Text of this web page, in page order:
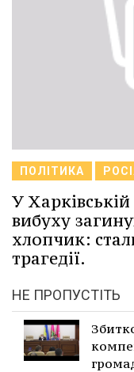
ПОЛІТИКА
У Харківській
вибуху
хлопчик:
трагедії.
НЕ ПРОПУСТІТЬ